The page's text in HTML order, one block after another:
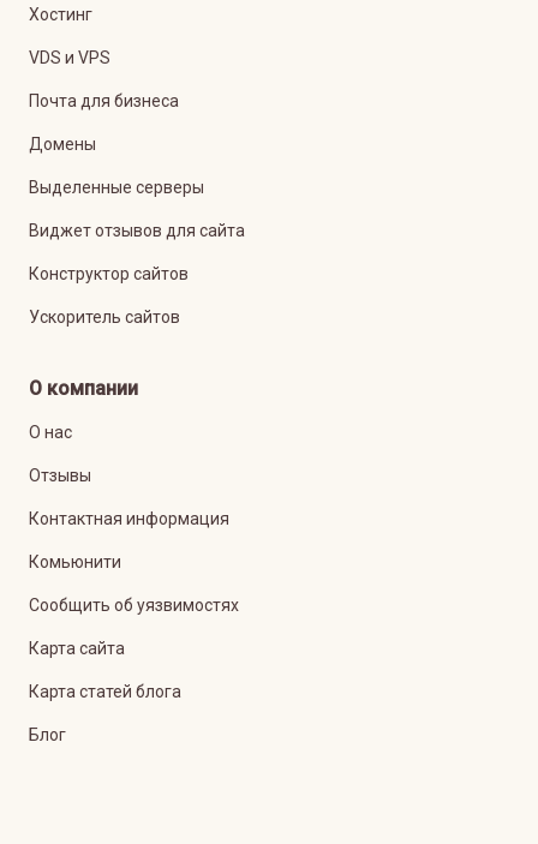
Хостинг
VDS и VPS
Почта для бизнеса
Домены
Выделенные серверы
Виджет отзывов для сайта
Конструктор сайтов
Ускоритель сайтов
О компании
О нас
Отзывы
Контактная информация
Комьюнити
Сообщить об уязвимостях
Карта сайта
Карта статей блога
Блог